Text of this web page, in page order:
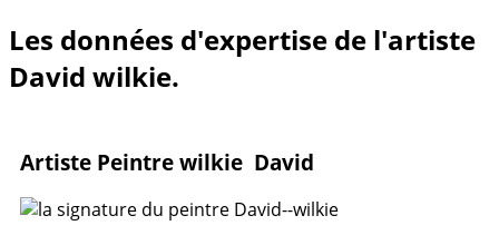
Les données d'expertise de l'artiste
David wilkie.
Artiste Peintre wilkie David